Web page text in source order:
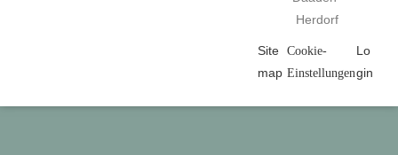
Herdorf
Site
map
Cookie-
Einstellungen
Lo
gin